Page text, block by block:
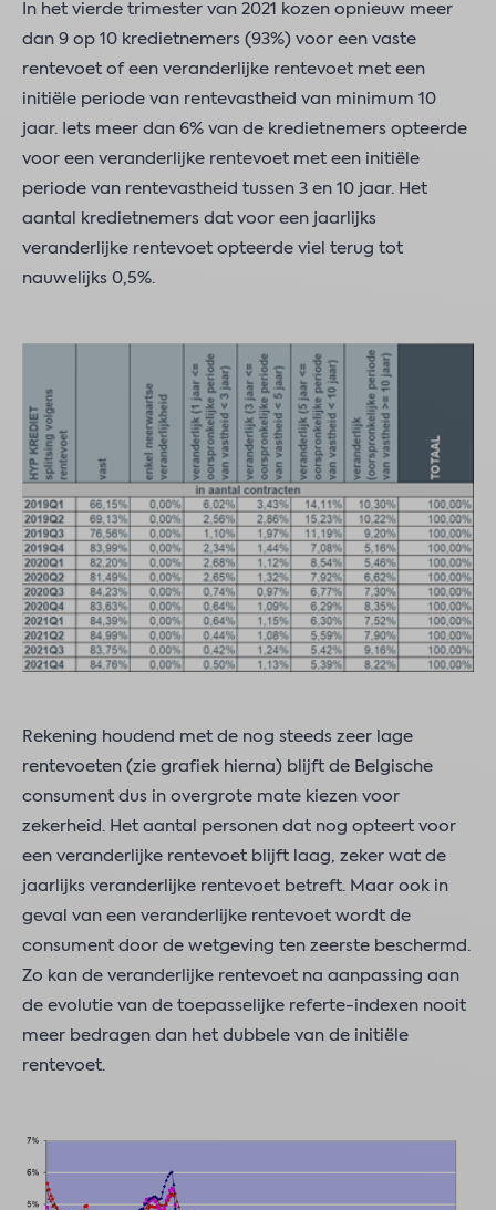
In het vierde trimester van 2021 kozen opnieuw meer
dan 9 op 10 kredietnemers (93%) voor een vaste
rentevoet of een veranderlijke rentevoet met een
initiële periode van rentevastheid van minimum 10
jaar. Iets meer dan 6% van de kredietnemers opteerde
voor een veranderlijke rentevoet met een initiële
periode van rentevastheid tussen 3 en 10 jaar. Het
aantal kredietnemers dat voor een jaarlijks
veranderlijke rentevoet opteerde viel terug tot
nauwelijks 0,5%.
Rekening houdend met de nog steeds zeer lage
rentevoeten (zie grafiek hierna) blijft de Belgische
consument dus in overgrote mate kiezen voor
zekerheid. Het aantal personen dat nog opteert voor
een veranderlijke rentevoet blijft laag, zeker wat de
jaarlijks veranderlijke rentevoet betreft. Maar ook in
geval van een veranderlijke rentevoet wordt de
consument door de wetgeving ten zeerste beschermd.
Zo kan de veranderlijke rentevoet na aanpassing aan
de evolutie van de toepasselijke referte-indexen nooit
meer bedragen dan het dubbele van de initiële
rentevoet.